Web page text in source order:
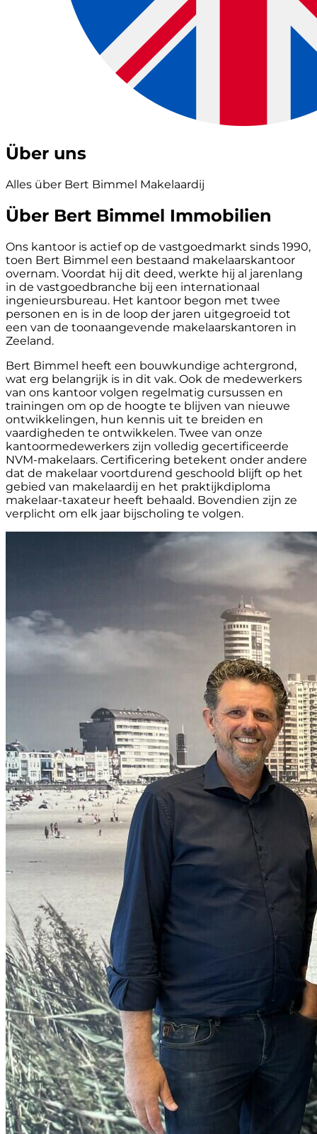
Über uns
Alles über Bert Bimmel Makelaardij
Über Bert Bimmel Immobilien
Ons kantoor is actief op de vastgoedmarkt sinds 1990,
toen Bert Bimmel een bestaand makelaarskantoor
overnam. Voordat hij dit deed, werkte hij al jarenlang
in de vastgoedbranche bij een internationaal
ingenieursbureau. Het kantoor begon met twee
personen en is in de loop der jaren uitgegroeid tot
een van de toonaangevende makelaarskantoren in
Zeeland.
Bert Bimmel heeft een bouwkundige achtergrond,
wat erg belangrijk is in dit vak. Ook de medewerkers
van ons kantoor volgen regelmatig cursussen en
trainingen om op de hoogte te blijven van nieuwe
ontwikkelingen, hun kennis uit te breiden en
vaardigheden te ontwikkelen. Twee van onze
kantoormedewerkers zijn volledig gecertificeerde
NVM-makelaars. Certificering betekent onder andere
dat de makelaar voortdurend geschoold blijft op het
gebied van makelaardij en het praktijkdiploma
makelaar-taxateur heeft behaald. Bovendien zijn ze
verplicht om elk jaar bijscholing te volgen.